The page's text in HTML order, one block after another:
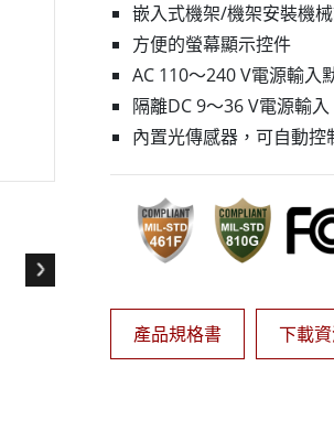
人工智慧電腦
邊緣運算人工智慧移動電腦
邊緣運算人工智慧工業電腦
邊緣運算人工智慧嵌入式電腦
嵌入式機架/機架安裝機械
方便的螢幕顯示控件
AC 110〜240 V電源輸入
隔離DC 9〜36 V電源輸入
內置光傳感器，可自動控
產品規格書 下載